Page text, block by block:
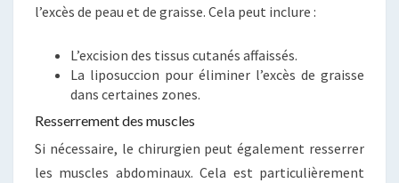
l’excès de peau et de graisse. Cela peut inclure :
L’excision des tissus cutanés affaissés.
La liposuccion pour éliminer l’excès de graisse
dans certaines zones.
Resserrement des muscles
Si nécessaire, le chirurgien peut également resserrer
les muscles abdominaux. Cela est particulièrement